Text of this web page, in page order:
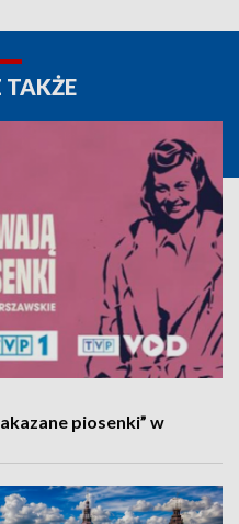
TAKŻE
piosenki” w